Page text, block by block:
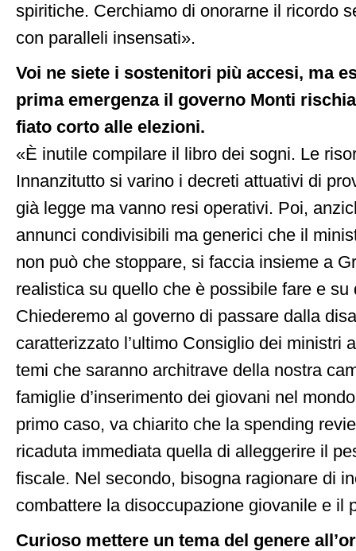
spiritiche. Cerchiamo di onorarne il ricordo
con paralleli insensati».
Voi ne siete i sostenitori più accesi, ma
prima emergenza il governo Monti
fiato corto alle elezioni.
«È inutile compilare il libro dei sogni. Le
Innanzitutto si varino i decreti attuativi di
già legge ma vanno resi operativi. Poi,
annunci condivisibili ma generici che il
non può che stoppare, si faccia insieme a
realistica su quello che è possibile fare e su
Chiederemo al governo di passare dalla
caratterizzato l’ultimo Consiglio dei ministri
temi che saranno architrave della nostra
famiglie d’inserimento dei giovani nel
primo caso, va chiarito che la spending
ricaduta immediata quella di alleggerire il
fiscale. Nel secondo, bisogna ragionare di
combattere la disoccupazione giovanile e il
Curioso mettere un tema del genere